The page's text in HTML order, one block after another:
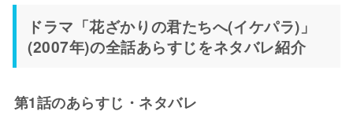
ドラマ「花ざかりの君たちへ(イケパラ)」
(2007年)の全話あらすじをネタバレ紹介
第1話のあらすじ・ネタバレ